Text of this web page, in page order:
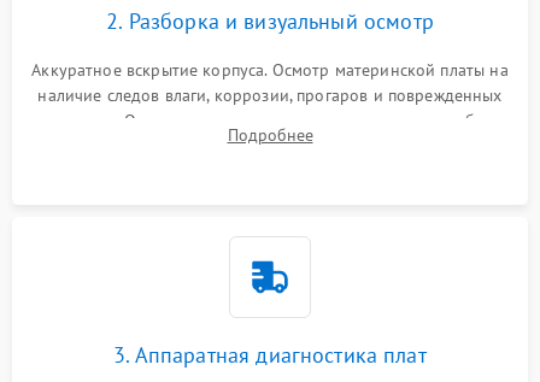
2. Разборка и визуальный осмотр
Аккуратное вскрытие корпуса. Осмотр материнской платы на
наличие следов влаги, коррозии, прогаров и поврежденных
элементов. Оценка состояния системы охлаждения, турбины
кулера и степени загрязнения радиатора пылью.
Подробнее
3. Аппаратная диагностика плат